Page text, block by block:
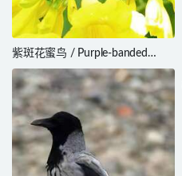
紫斑花蜜鸟 / Purple-banded
Sunbird / Cinnyris bifasciatus